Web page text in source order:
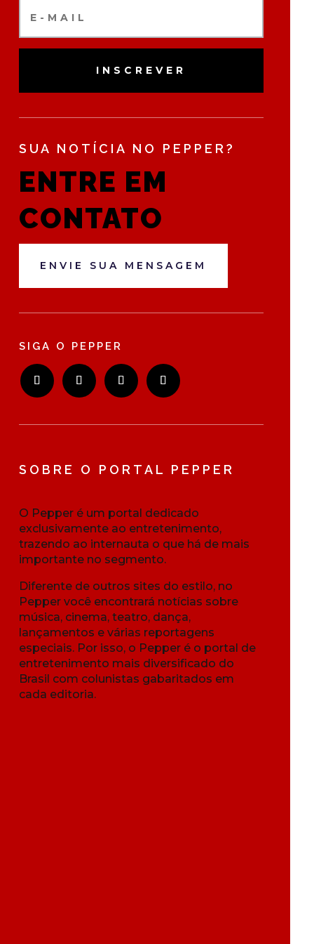
INSCREVER
SUA NOTÍCIA NO PEPPER?
ENTRE EM
CONTATO
ENVIE SUA MENSAGEM
SIGA O PEPPER
SOBRE O PORTAL PEPPER
O Pepper é um portal dedicado
exclusivamente ao entretenimento,
trazendo ao internauta o que há de mais
importante no segmento.
Diferente de outros sites do estilo, no
Pepper você encontrará notícias sobre
música, cinema, teatro, dança,
lançamentos e várias reportagens
especiais. Por isso, o Pepper é o portal de
entretenimento mais diversificado do
Brasil com colunistas gabaritados em
cada editoria.